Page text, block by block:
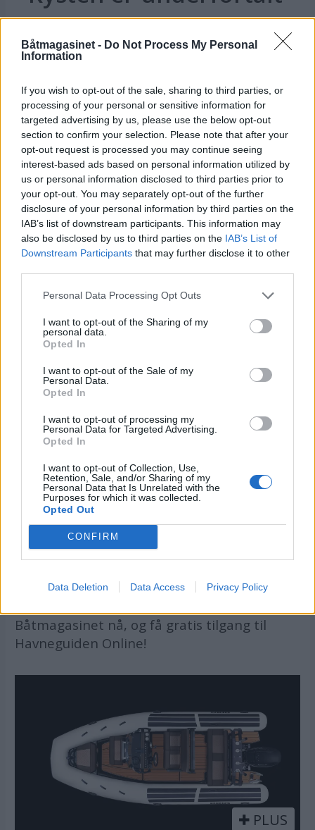
Båtmagasinet - Do Not Process My Personal
Information
If you wish to opt-out of the sale, sharing to third parties, or
processing of your personal or sensitive information for
targeted advertising by us, please use the below opt-out
section to confirm your selection. Please note that after your
opt-out request is processed you may continue seeing
interest-based ads based on personal information utilized by
us or personal information disclosed to third parties prior to
your opt-out. You may separately opt-out of the further
disclosure of your personal information by third parties on the
IAB’s list of downstream participants. This information may
also be disclosed by us to third parties on the IAB’s List of
Downstream Participants that may further disclose it to other
Personal Data Processing Opt Outs
I want to opt-out of the Sharing of my
personal data.
Opted In
I want to opt-out of the Sale of my
Personal Data.
Opted In
I want to opt-out of processing my
Personal Data for Targeted Advertising.
Opted In
I want to opt-out of Collection, Use,
Retention, Sale, and/or Sharing of my
Personal Data that Is Unrelated with the
Purposes for which it was collected.
Opted Out
CONFIRM
Data Deletion Data Access Privacy Policy
Losen avviser
straffeskyld
ANNONSØRINNHOLD
BÅTMAGASINET
Få gratis tilgang til
havneguide
Båtmagasinet nå, og få gratis tilgang til
Havneguiden Online!
PLUS